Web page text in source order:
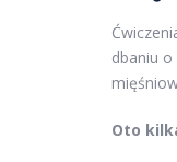
dbaniu
Oto